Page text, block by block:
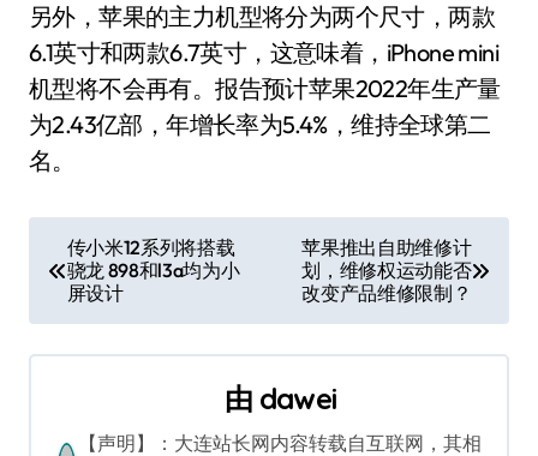
另外，苹果的主力机型将分为两个尺寸，两款
6.1英寸和两款6.7英寸，这意味着，iPhone mini
机型将不会再有。报告预计苹果2022年生产量
为2.43亿部，年增长率为5.4%，维持全球第二
名。
章
导
传小米12系列将搭载
骁龙 898和l3a均为小
屏设计
苹果推出自助维修计
划，维修权运动能否
改变产品维修限制？
由 dawei
【声明】：大连站长网内容转载自互联网，其相